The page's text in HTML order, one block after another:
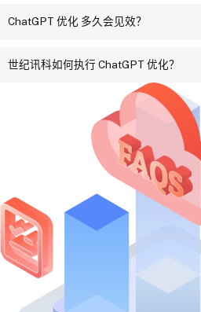
ChatGPT 优化 多久会见效？
世纪讯科如何执行 ChatGPT 优化？